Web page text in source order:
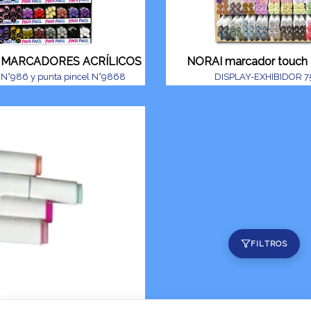
FILTROS
ACRÍLICOS
y punta pincel N°9868
NORAI marcador
DISPLAY-EXHIBIDOR